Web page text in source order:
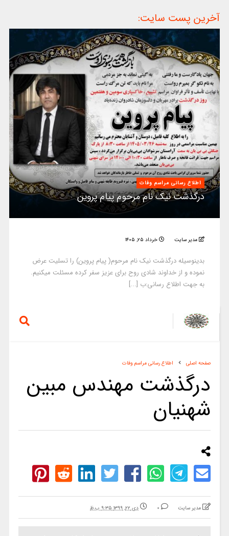
آخرین پست سایت:
اطلاع رسانی مراسم وفات
درگذشت نیک نام مرحوم پیام پروین
مدیر سایت خرداد ۲۵, ۱۴۰۵
بدینوسیله درگذشت نیک نام مرحوم( پیام پروین) را تسلیت عرض
نموده و از خداوند شادی روح برای عزیز سفر کرده مسئلت میکنیم.
به جهت اطلاع رسانی:ب [...]
صفحه اصلی اطلاع رسانی مراسم وفات
درگذشت مهندس مبین
شهنیان
مدیر سایت 0 دی ۲۲, ۱۳۹۹ ۹:۳۵ ب.ظ